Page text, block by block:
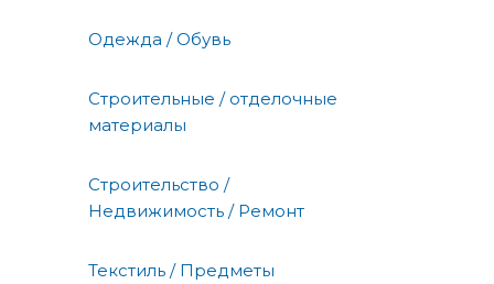
Одежда / Обувь
Строительные / отделочные
материалы
Строительство /
Недвижимость / Ремонт
Текстиль / Предметы